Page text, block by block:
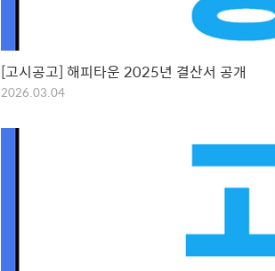
[고시공고] 해피타운 2025년 결산서 공개
2026.03.04